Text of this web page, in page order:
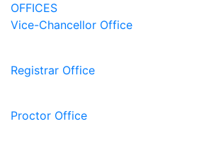
OFFICES
Vice-Chancellor Office
Registrar Office
Proctor Office